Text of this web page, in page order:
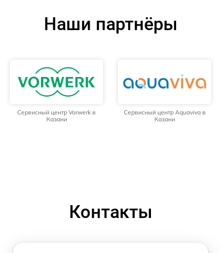
Наши партнёры
Сервисный центр Vorwerk в
Казани
Сервисный центр Aquaviva в
Казани
Контакты